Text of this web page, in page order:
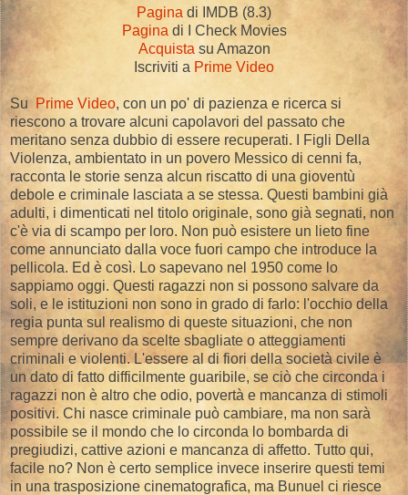
Pagina di IMDB (8.3)
Pagina di I Check Movies
Acquista su Amazon
Iscriviti a Prime Video
Su Prime Video, con un po' di pazienza e ricerca si
riescono a trovare alcuni capolavori del passato che
meritano senza dubbio di essere recuperati. I Figli Della
Violenza, ambientato in un povero Messico di cenni fa,
racconta le storie senza alcun riscatto di una gioventù
debole e criminale lasciata a se stessa. Questi bambini già
adulti, i dimenticati nel titolo originale, sono già segnati, non
c'è via di scampo per loro. Non può esistere un lieto fine
come annunciato dalla voce fuori campo che introduce la
pellicola. Ed è così. Lo sapevano nel 1950 come lo
sappiamo oggi. Questi ragazzi non si possono salvare da
soli, e le istituzioni non sono in grado di farlo: l'occhio della
regia punta sul realismo di queste situazioni, che non
sempre derivano da scelte sbagliate o atteggiamenti
criminali e violenti. L'essere al di fiori della società civile è
un dato di fatto difficilmente guaribile, se ciò che circonda i
ragazzi non è altro che odio, povertà e mancanza di stimoli
positivi. Chi nasce criminale può cambiare, ma non sarà
possibile se il mondo che lo circonda lo bombarda di
pregiudizi, cattive azioni e mancanza di affetto. Tutto qui,
facile no? Non è certo semplice invece inserire questi temi
in una trasposizione cinematografica, ma Bunuel ci riesce